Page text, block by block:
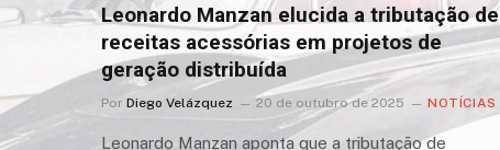
Leonardo Manzan elucida a tributação de
receitas acessórias em projetos de
geração distribuída
Por Diego Velázquez 20 de outubro de 2025 NOTÍCIAS
Leonardo Manzan aponta que a tributação de